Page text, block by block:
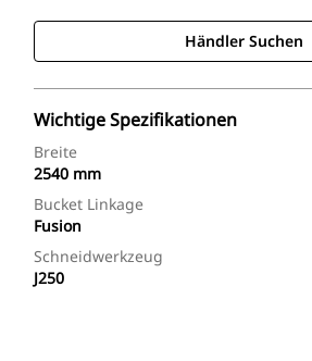
Händler Suchen
Wichtige Spezifikationen
Breite
2540 mm
Bucket Linkage
Fusion
Schneidwerkzeug
J250